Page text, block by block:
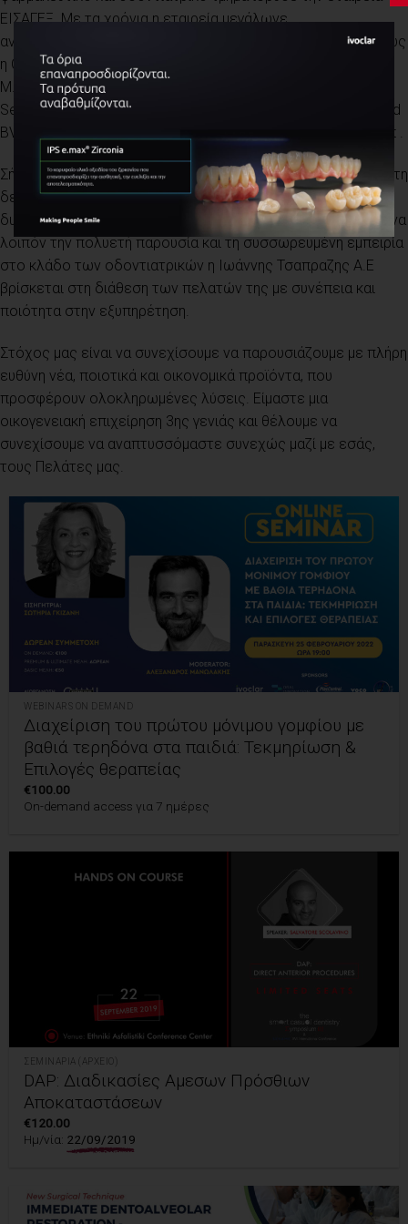
ΕΙΣΑΓΕΞ. Με τα χρόνια η εταιρεία μεγάλωνε
αντιπροσωπεύοντας μεγάλα φαρμακευτικά εργοστάσια όπως
η Organon και η Geigy καθώς και οδοντιατρικά όπως η
M.Woelm με το γνωστό σε όλους Duraphat, Specialites
Septodont, Keur & Sneltjes- σήμερα ονομάζεται Cavex Holland
BV, SWORD (εργαλεία) και η Dental Fillings- σημερινή Kemdent .
Σήμερα, η εταιρεία Ιωάννης Τσαπραζης Α.Ε διανύει την πέμπτη
δεκαετία στον οδοντιατρικό χώρο έχοντας εντάξει στο
δυναμικό της και άλλους οδοντιατρικούς οίκους. Με γνώμονα
λοιπόν την πολυετή παρουσία και τη συσσωρευμένη εμπειρία
στο κλάδο των οδοντιατρικών η Ιωάννης Τσαπραζης Α.Ε
βρίσκεται στη διάθεση των πελατών της με συνέπεια και
ποιότητα στην εξυπηρέτηση.
Στόχος μας είναι να συνεχίσουμε να παρουσιάζουμε με πλήρη
ευθύνη νέα, ποιοτικά και οικονομικά προϊόντα, που
προσφέρουν ολοκληρωμένες λύσεις. Είμαστε μια
οικογενειακή επιχείρηση 3ης γενιάς και θέλουμε να
συνεχίσουμε να αναπτυσσόμαστε συνεχώς μαζί με εσάς,
τους Πελάτες μας.
WEBINARS ON DEMAND
Διαχείριση του πρώτου μόνιμου γομφίου με
βαθιά τερηδόνα στα παιδιά: Τεκμηρίωση &
Επιλογές θεραπείας
€100.00
On-demand access για 7 ημέρες
ΣΕΜΙΝΆΡΙΑ (ΑΡΧΕΊΟ)
DAP: Διαδικασίες Αμεσων Πρόσθιων
Αποκαταστάσεων
€120.00
Ημ/νία: 22/09/2019